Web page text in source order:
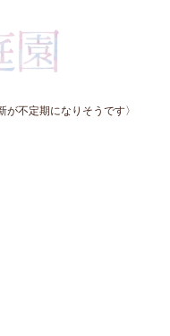
不定期になりそうです〉